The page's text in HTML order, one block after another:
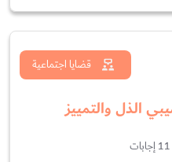
الذل والتمييز
قضايا اجتماعية
11 إجابات